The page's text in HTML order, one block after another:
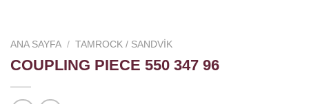
ANA SAYFA / TAMROCK / SANDVIK
COUPLING PIECE 550 347 96